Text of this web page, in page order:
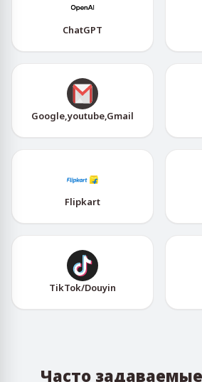
ChatGPT
Google,youtube,Gmail
Flipkart
TikTok/Douyin
Часто